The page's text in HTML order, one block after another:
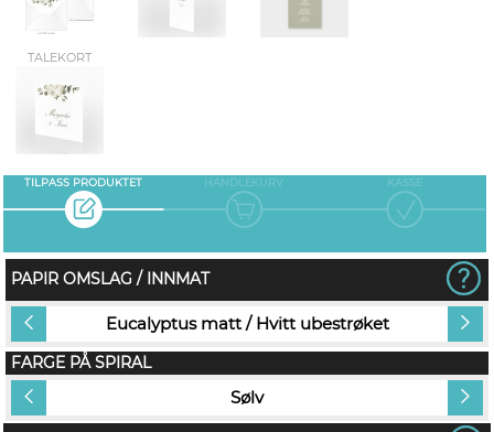
TALEKORT
TILPASS PRODUKTET HANDLEKURV KASSE
PAPIR OMSLAG / INNMAT
Eucalyptus matt / Hvitt ubestrøket
FARGE PÅ SPIRAL
Sølv